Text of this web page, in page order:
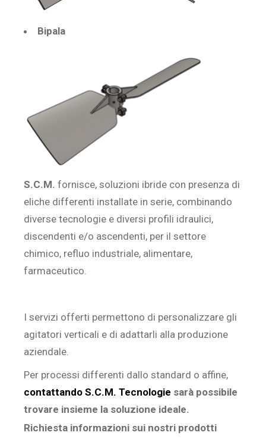
Bipala
S.C.M. fornisce, soluzioni ibride con presenza di
eliche differenti installate in serie, combinando
diverse tecnologie e diversi profili idraulici,
discendenti e/o ascendenti, per il settore
chimico, refluo industriale, alimentare,
farmaceutico.
I servizi offerti permettono di personalizzare gli
agitatori verticali e di adattarli alla produzione
aziendale.
Per processi differenti dallo standard o affine,
contattando S.C.M. Tecnologie sarà possibile
trovare insieme la soluzione ideale.
Richiesta informazioni sui nostri prodotti